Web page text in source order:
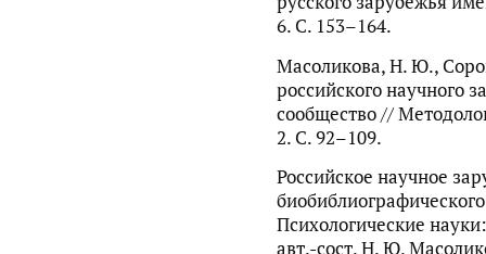
6. С. 153–164.
Масоликова, Н. Ю.,
российского научного
сообщество //
2. С. 92–109.
Российское научное
Психологические
авт.-сост. Н. Ю.